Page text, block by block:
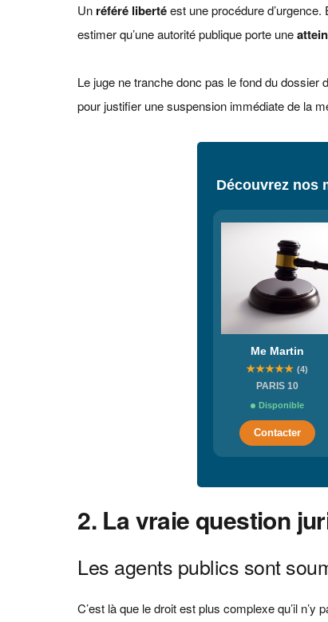
Un référé libertéest une procédure
estimer qu’une autorité publique porte une
Le juge ne tranche donc pas le fond du
pour justifier une suspension immédiate de la
Découvrez nos
Me Martin
★★★★★ (4)
PARIS 10
Disponible
Contacter
2. La vraie question
Les agents publics sont
C’est là que le droit est plus complexe qu’il n’y